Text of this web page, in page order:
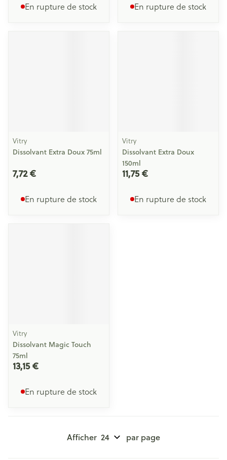
En rupture de stock En rupture de stock
Vitry
Dissolvant Extra Doux 75ml
7,72 €
En rupture de stock
Vitry
Dissolvant Extra Doux
150ml
11,75 €
En rupture de stock
Vitry
Dissolvant Magic Touch
75ml
13,15 €
En rupture de stock
Afficher par page